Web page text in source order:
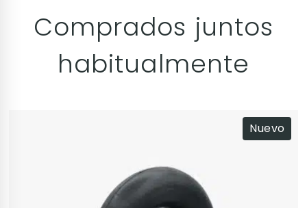
Comprados juntos
habitualmente
Nuevo